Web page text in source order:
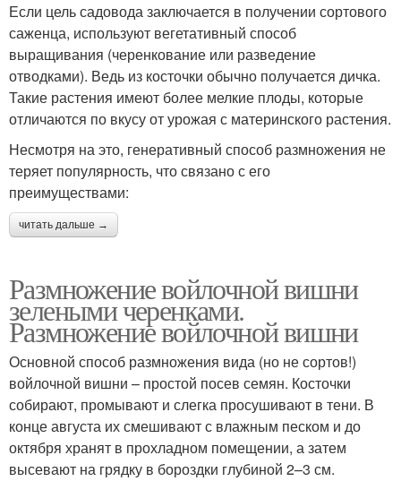
Если цель садовода заключается в получении сортового
саженца, используют вегетативный способ
выращивания (черенкование или разведение
отводками). Ведь из косточки обычно получается дичка.
Такие растения имеют более мелкие плоды, которые
отличаются по вкусу от урожая с материнского растения.
Несмотря на это, генеративный способ размножения не
теряет популярность, что связано с его
преимуществами:
читать дальше →
Размножение войлочной вишни
зелеными черенками.
Размножение войлочной вишни
Основной способ размножения вида (но не сортов!)
войлочной вишни – простой посев семян. Косточки
собирают, промывают и слегка просушивают в тени. В
конце августа их смешивают с влажным песком и до
октября хранят в прохладном помещении, а затем
высевают на грядку в бороздки глубиной 2–3 см.